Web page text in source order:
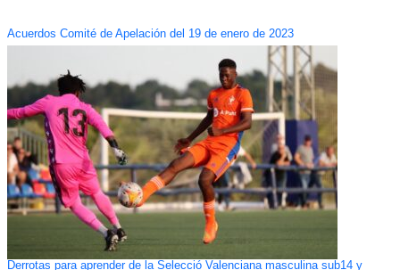
Acuerdos Comité de Apelación del 19 de enero de 2023
Derrotas para aprender de la Selecció Valenciana masculina sub14 y